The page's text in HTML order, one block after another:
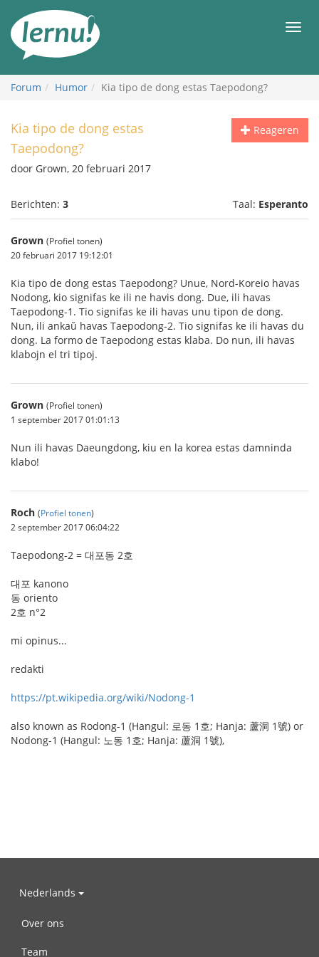
inhoud
Forum Humor Kia tipo de dong estas Taepodong?
Reageren
Kia tipo de dong estas
Taepodong?
door Grown, 20 februari 2017
Berichten: 3 Taal: Esperanto
Grown (Profiel tonen)
20 februari 2017 19:12:01
Kia tipo de dong estas Taepodong? Unue, Nord-Koreio havas
Nodong, kio signifas ke ili ne havis dong. Due, ili havas
Taepodong-1. Tio signifas ke ili havas unu tipon de dong.
Nun, ili ankaŭ havas Taepodong-2. Tio signifas ke ili havas du
dong. La formo de Taepodong estas klaba. Do nun, ili havas
klabojn el tri tipoj.
Grown (Profiel tonen)
1 september 2017 01:01:13
Nun ili havas Daeungdong, kiu en la korea estas damninda
klabo!
Roch (Profiel tonen)
2 september 2017 06:04:22
Taepodong-2 = 대포동 2호
대포 kanono
동 oriento
2호 n°2
mi opinus...
redakti
https://pt.wikipedia.org/wiki/Nodong-1
also known as Rodong-1 (Hangul: 로동 1호; Hanja: 蘆洞 1號) or
Nodong-1 (Hangul: 노동 1호; Hanja: 蘆洞 1號),
Nederlands
Over ons
Team